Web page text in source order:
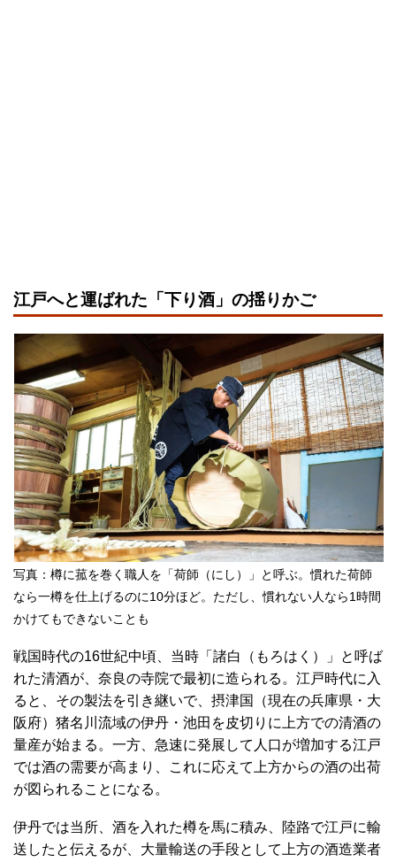
江戸へと運ばれた「下り酒」の揺りかご
写真：樽に菰を巻く職人を「荷師（にし）」と呼ぶ。慣れた荷師
なら一樽を仕上げるのに10分ほど。ただし、慣れない人なら1時間
かけてもできないことも
戦国時代の16世紀中頃、当時「諸白（もろはく）」と呼ば
れた清酒が、奈良の寺院で最初に造られる。江戸時代に入
ると、その製法を引き継いで、摂津国（現在の兵庫県・大
阪府）猪名川流域の伊丹・池田を皮切りに上方での清酒の
量産が始まる。一方、急速に発展して人口が増加する江戸
では酒の需要が高まり、これに応えて上方からの酒の出荷
が図られることになる。
伊丹では当所、酒を入れた樽を馬に積み、陸路で江戸に輸
送したと伝えるが、大量輸送の手段として上方の酒造業者